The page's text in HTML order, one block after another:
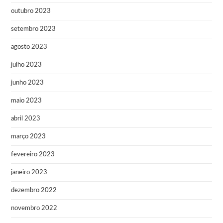
outubro 2023
setembro 2023
agosto 2023
julho 2023
junho 2023
maio 2023
abril 2023
março 2023
fevereiro 2023
janeiro 2023
dezembro 2022
novembro 2022